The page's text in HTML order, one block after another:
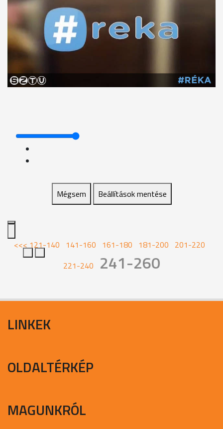
Mégsem Beállítások mentése
<<<121-140 141-160 161-180 181-200 201-220
221-240
241-260
LINKEK
OLDALTÉRKÉP
MAGUNKRÓL